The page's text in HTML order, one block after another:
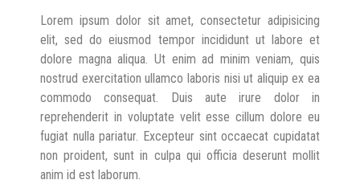
Lorem ipsum dolor sit amet, consectetur adipisicing
elit, sed do eiusmod tempor incididunt ut labore et
dolore magna aliqua. Ut enim ad minim veniam, quis
nostrud exercitation ullamco laboris nisi ut aliquip ex ea
commodo consequat. Duis aute irure dolor in
reprehenderit in voluptate velit esse cillum dolore eu
fugiat nulla pariatur. Excepteur sint occaecat cupidatat
non proident, sunt in culpa qui officia deserunt mollit
anim id est laborum.